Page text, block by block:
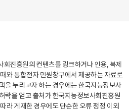
진흥원의 컨텐츠를 링크하거나 인용, 복제
와 통합전자 민원창구에서 제공하는 자료로
을 누리고자 하는 경우에는 한국지능정보사
락을 얻고 출처가 한국지능정보사회진흥원
라 게재한 경우에도 단순한 오류 정정 이외